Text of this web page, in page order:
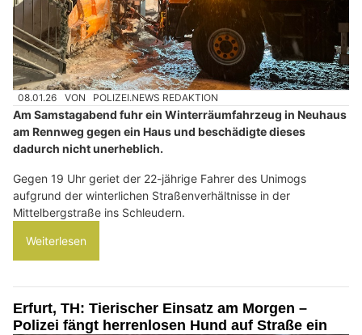
08.01.26 VON POLIZEI.NEWS REDAKTION
Am Samstagabend fuhr ein Winterräumfahrzeug in Neuhaus
am Rennweg gegen ein Haus und beschädigte dieses
dadurch nicht unerheblich.
Gegen 19 Uhr geriet der 22-jährige Fahrer des Unimogs
aufgrund der winterlichen Straßenverhältnisse in der
Mittelbergstraße ins Schleudern.
Weiterlesen
Erfurt, TH: Tierischer Einsatz am Morgen –
Polizei fängt herrenlosen Hund auf Straße ein